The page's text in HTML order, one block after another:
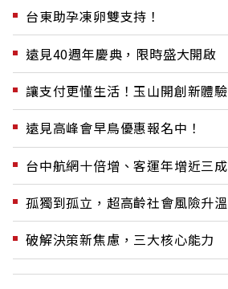
台東助孕凍卵雙支持！
遠見40週年慶典，限時盛大開啟
讓支付更懂生活！玉山開創新體驗
遠見高峰會早鳥優惠報名中！
台中航網十倍增、客運年增近三成
孤獨到孤立，超高齡社會風險升溫
破解決策新焦慮，三大核心能力